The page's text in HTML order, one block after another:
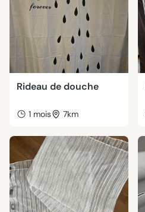
Rideau de douche
1 mois 7km